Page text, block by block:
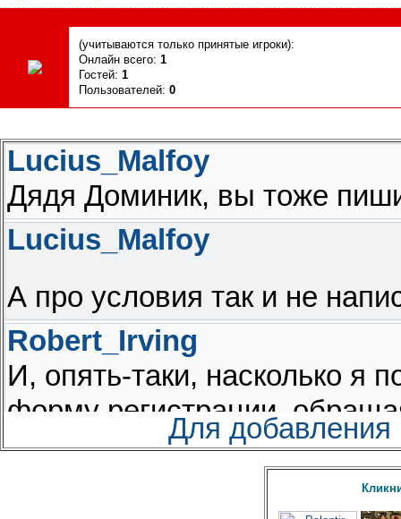
(учитываются только принятые игроки):
Онлайн всего: 1
Гостей: 1
Пользователей: 0
Для добавления